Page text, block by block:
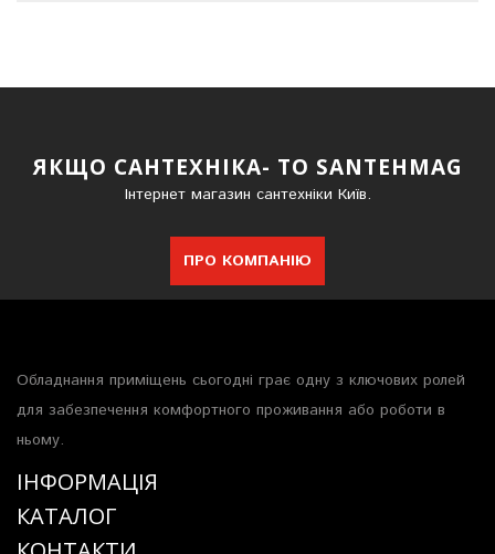
ЯКЩО САНТЕХНІКА- ТО SANTEHMAG
Інтернет магазин сантехніки Київ.
ПРО КОМПАНІЮ
Обладнання приміщень сьогодні грає одну з ключових ролей
для забезпечення комфортного проживання або роботи в
ньому.
ІНФОРМАЦІЯ
КАТАЛОГ